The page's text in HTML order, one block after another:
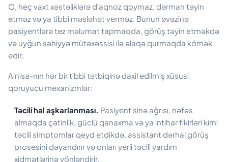
O, heç vaxt xəstəliklərə diaqnoz qoymaz, dərman təyin
etməz və ya tibbi məsləhət verməz. Bunun əvəzinə
pasiyentlərə tez məlumat tapmaqda, görüş təyin etməkdə
və uyğun səhiyyə mütəxəssisi ilə əlaqə qurmaqda kömək
edir.
Ainisa-nın hər bir tibbi tətbiqinə daxil edilmiş xüsusi
qoruyucu mexanizmlər:
Təcili hal aşkarlanması. Pasiyent sinə ağrısı, nəfəs
almaqda çətinlik, güclü qanaxma və ya intihar fikirləri kimi
təcili simptomlar qeyd etdikdə, assistant dərhal görüş
prosesini dayandırır və onları yerli təcili yardım
xidmətlərinə yönləndirir.